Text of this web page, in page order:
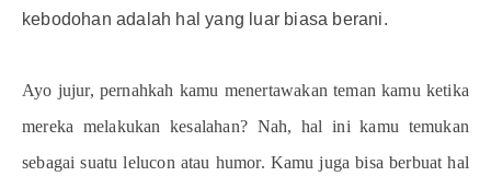
kebodohan adalah hal yang luar biasa berani.
Ayo jujur, pernahkah kamu menertawakan teman kamu ketika
mereka melakukan kesalahan? Nah, hal ini kamu temukan
sebagai suatu lelucon atau humor. Kamu juga bisa berbuat hal